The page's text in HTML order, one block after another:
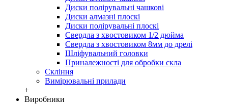
Диски полірувальні чашкові
Диски алмазні плоскі
Диски полірувальні плоскі
Свердла з хвостовиком 1/2 дюйма
Свердла з хвостовиком 8мм до дрелі
Шліфувальний головки
Приналежності для обробки скла
Скління
Вимірювальні прилади
+
Виробники